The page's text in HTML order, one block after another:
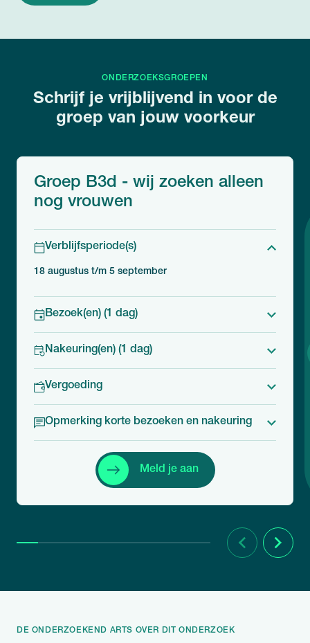
ONDERZOEKSGROEPEN
Schrijf je vrijblijvend in voor de
groep van jouw voorkeur
Groep B3d - wij zoeken alleen
nog vrouwen
Verblijfsperiode(s)
18 augustus t/m 5 september
Bezoek(en) (1 dag)
Nakeuring(en) (1 dag)
Vergoeding
Opmerking korte bezoeken en nakeuring
Meld je aan
Vorige
DE ONDERZOEKEND ARTS OVER DIT ONDERZOEK